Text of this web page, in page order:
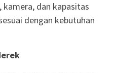
kamera, dan kapasitas
dengan kebutuhan